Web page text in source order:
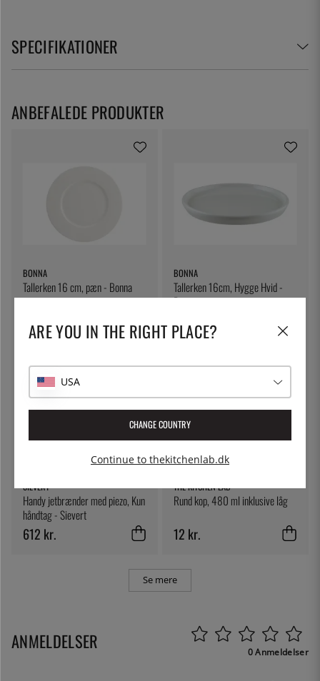
SPECIFIKATIONER
BONNA
Tallerken 16 cm, pæn - Bonna
53 kr.
BONNA
Tallerken 16cm, Hygge Hvid -
Bonna
45 kr.
SIEVERT
Handy jetbrænder med piezo, Kun
håndtag - Sievert
612 kr.
THE KITCHEN LAB
Rund kop, 480 ml inklusive låg
12 kr.
Se mere
ANBEFALEDE PRODUKTER
ANMELDELSER 0 Anmeldelser
ARE YOU IN THE RIGHT PLACE?
USA
CHANGE COUNTRY
Continue to thekitchenlab.dk